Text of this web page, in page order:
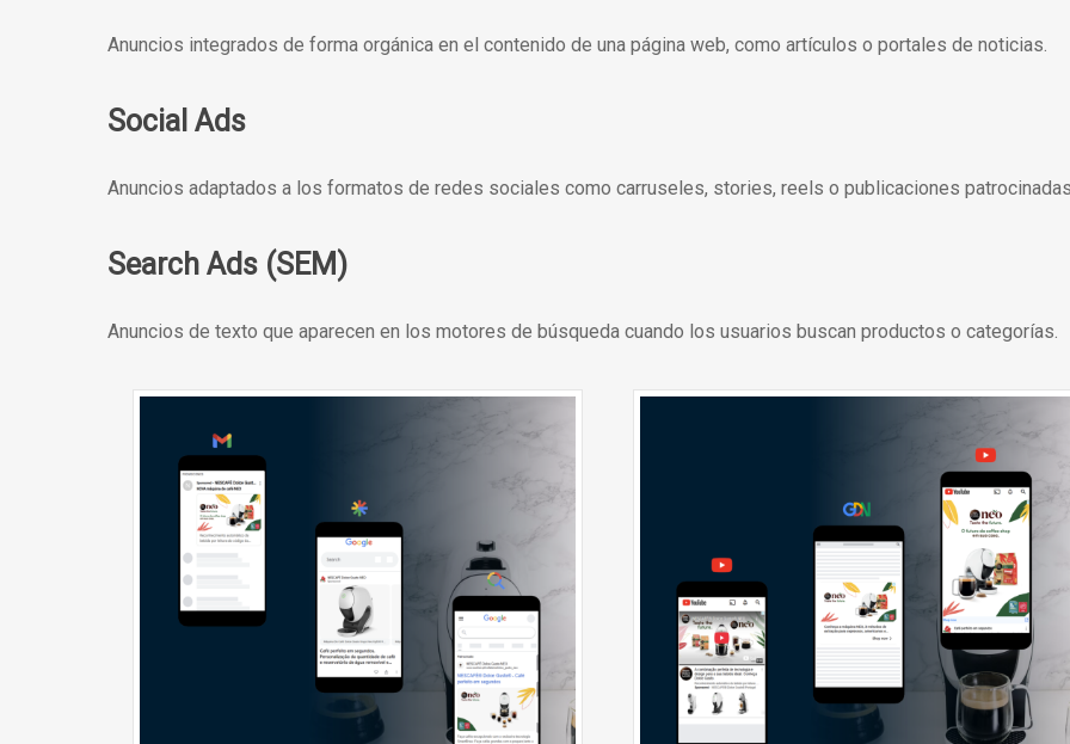
Anuncios integrados de forma orgánica en el contenido de una página web, como artículos o portales de noticias.
Social Ads
Anuncios adaptados a los formatos de redes sociales como carruseles, stories, reels o publicaciones
Search Ads (SEM)
Anuncios de texto que aparecen en los motores de búsqueda cuando los usuarios buscan productos o categorías.